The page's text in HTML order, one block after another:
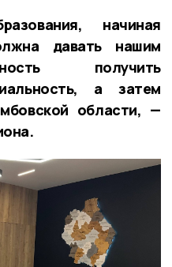
начиная
давать нашим
получить
а затем
области, —